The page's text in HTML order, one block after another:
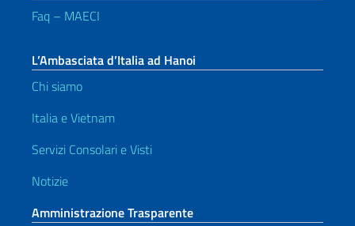
Faq – MAECI
L’Ambasciata d’Italia ad Hanoi
Chi siamo
Italia e Vietnam
Servizi Consolari e Visti
Notizie
Amministrazione Trasparente